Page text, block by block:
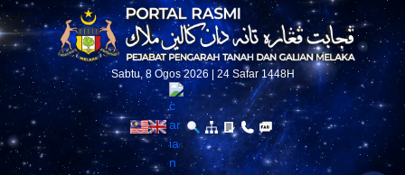
Skip to Main Content
Sabtu, 8 Ogos 2026 | 24 Safar 1448H